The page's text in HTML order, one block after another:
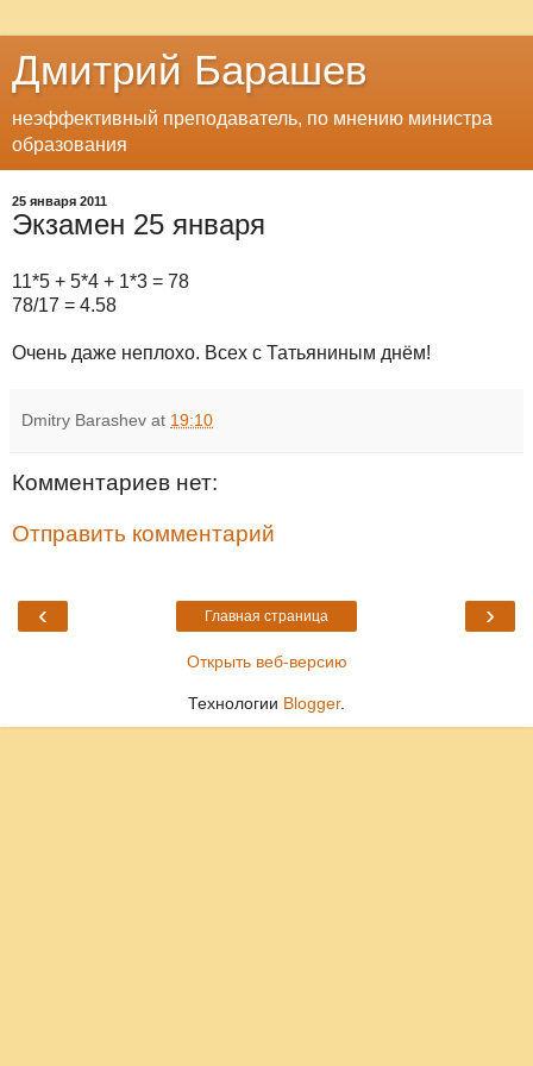
Дмитрий Барашев
неэффективный преподаватель, по мнению министра
образования
25 января 2011
Экзамен 25 января
11*5 + 5*4 + 1*3 = 78
78/17 = 4.58
Очень даже неплохо. Всех с Татьяниным днём!
Dmitry Barashev at 19:10
Комментариев нет:
Отправить комментарий
‹ ›
Главная страница
Открыть веб-версию
Технологии Blogger.